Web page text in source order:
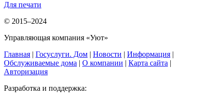
Для печати
© 2015–2024
Управляющая компания «Уют»
Главная | Госуслуги. Дом | Новости | Информация |
Обслуживаемые дома | О компании | Карта сайта |
Авторизация
Разработка и поддержка: